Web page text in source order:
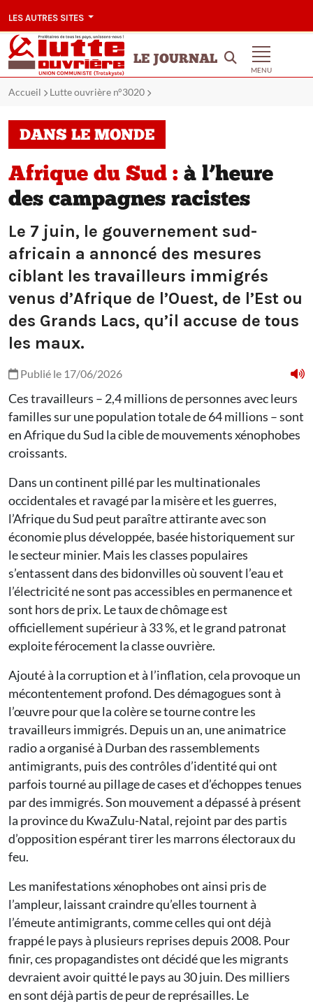
LES AUTRES SITES
LE JOURNAL
MENU
Accueil Lutte ouvrière n°3020
DANS LE MONDE
Afrique du Sud : à l’heure
des campagnes racistes
Le 7 juin, le gouvernement sud-
africain a annoncé des mesures
ciblant les travailleurs immigrés
venus d’Afrique de l’Ouest, de l’Est ou
des Grands Lacs, qu’il accuse de tous
les maux.
Publié le 17/06/2026
Ces travailleurs – 2,4 millions de personnes avec leurs
familles sur une population totale de 64 millions – sont
en Afrique du Sud la cible de mouvements xénophobes
croissants.
Dans un continent pillé par les multinationales
occidentales et ravagé par la misère et les guerres,
l’Afrique du Sud peut paraître attirante avec son
économie plus développée, basée historiquement sur
le secteur minier. Mais les classes populaires
s’entassent dans des bidonvilles où souvent l’eau et
l’électricité ne sont pas accessibles en permanence et
sont hors de prix. Le taux de chômage est
officiellement supérieur à 33 %, et le grand patronat
exploite férocement la classe ouvrière.
Ajouté à la corruption et à l’inflation, cela provoque un
mécontentement profond. Des démagogues sont à
l’œuvre pour que la colère se tourne contre les
travailleurs immigrés. Depuis un an, une animatrice
radio a organisé à Durban des rassemblements
antimigrants, puis des contrôles d’identité qui ont
parfois tourné au pillage de cases et d’échoppes tenues
par des immigrés. Son mouvement a dépassé à présent
la province du KwaZulu-Natal, rejoint par des partis
d’opposition espérant tirer les marrons électoraux du
feu.
Les manifestations xénophobes ont ainsi pris de
l’ampleur, laissant craindre qu’elles tournent à
l’émeute antimigrants, comme celles qui ont déjà
frappé le pays à plusieurs reprises depuis 2008. Pour
finir, ces propagandistes ont décidé que les migrants
devraient avoir quitté le pays au 30 juin. Des milliers
en sont déjà partis de peur de représailles. Le